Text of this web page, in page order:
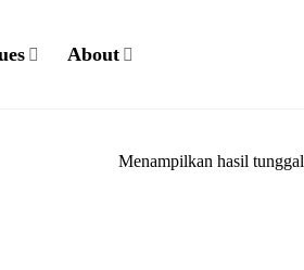
About
Menampilkan hasil tunggal